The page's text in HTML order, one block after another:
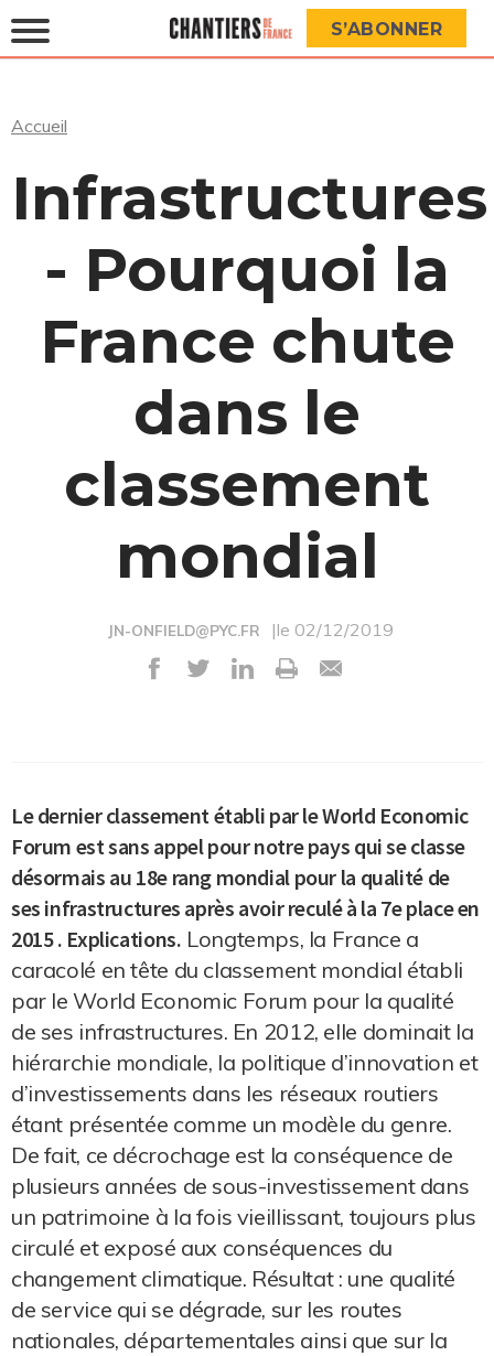
S’ABONNER
Accueil
Infrastructures
- Pourquoi la
France chute
dans le
classement
mondial
JN-ONFIELD@PYC.FR |le 02/12/2019
Le dernier classement établi par le World Economic
Forum est sans appel pour notre pays qui se classe
désormais au 18e rang mondial pour la qualité de
ses infrastructures après avoir reculé à la 7e place en
2015 . Explications. Longtemps, la France a
caracolé en tête du classement mondial établi
par le World Economic Forum pour la qualité
de ses infrastructures. En 2012, elle dominait la
hiérarchie mondiale, la politique d’innovation et
d’investissements dans les réseaux routiers
étant présentée comme un modèle du genre.
De fait, ce décrochage est la conséquence de
plusieurs années de sous-investissement dans
un patrimoine à la fois vieillissant, toujours plus
circulé et exposé aux conséquences du
changement climatique. Résultat : une qualité
de service qui se dégrade, sur les routes
nationales, départementales ainsi que sur la